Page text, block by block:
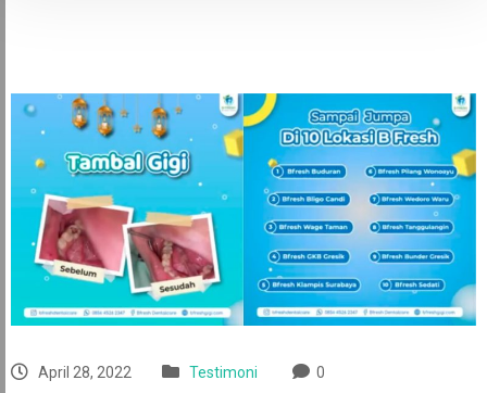
April 28, 2022 Testimoni 0